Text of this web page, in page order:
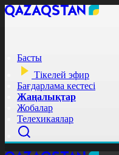
Басты
Тікелей эфир
Бағдарлама кестесі
Жаңалықтар
Жобалар
Телехикаялар